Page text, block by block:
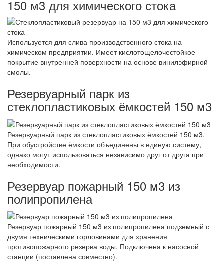
150 м3 для химического стока
Используется для слива производственного стока на
химическом предприятии. Имеет кислотощелочестойкое
покрытие внутренней поверхности на основе винилэфирной
смолы.
Резервуарный парк из
стеклопластиковых ёмкостей 150 м3
Резервуарный парк из стеклопластиковых ёмкостей 150 м3.
При обустройстве ёмкости объединены в единую систему,
однако могут использоваться независимо друг от друга при
необходимости.
Резервуар пожарный 150 м3 из
полипропилена
Резервуар пожарный 150 м3 из полипропилена подземный с
двумя техническими горловинами для хранения
противопожарного резерва воды. Подключена к насосной
станции (поставлена совместно).